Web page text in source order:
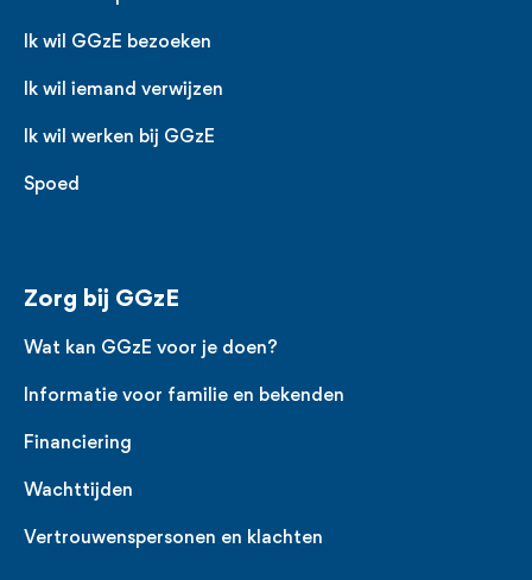
Ik wil GGzE bezoeken
Ik wil iemand verwijzen
Ik wil werken bij GGzE
Spoed
Zorg bij GGzE
Wat kan GGzE voor je doen?
Informatie voor familie en bekenden
Financiering
Wachttijden
Vertrouwenspersonen en klachten